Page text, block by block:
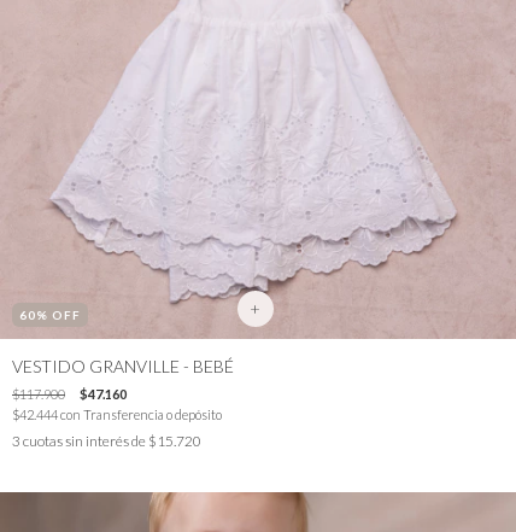
60% OFF +
VESTIDO GRANVILLE - BEBÉ
$117.900
$47.160
$42.444con Transferencia o depósito
3 cuotas sin interés de $15.720